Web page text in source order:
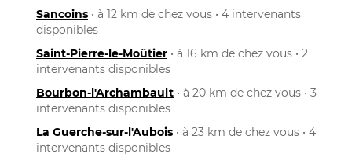
Sancoins • à 12 km de chez vous • 4 intervenants
disponibles
Saint-Pierre-le-Moûtier • à 16 km de chez vous • 2
intervenants disponibles
Bourbon-l'Archambault • à 20 km de chez vous • 3
intervenants disponibles
La Guerche-sur-l'Aubois • à 23 km de chez vous • 4
intervenants disponibles